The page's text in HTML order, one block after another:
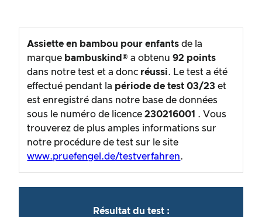
Assiette en bambou pour enfants de la
marque bambuskind® a obtenu 92 points
dans notre test et a donc réussi. Le test a été
effectué pendant la période de test03/23 et
est enregistré dans notre base de données
sous le numéro de licence230216001 . Vous
trouverez de plus amples informations sur
notre procédure de test sur le site
www.pruefengel.de/testverfahren.
Résultat du test :